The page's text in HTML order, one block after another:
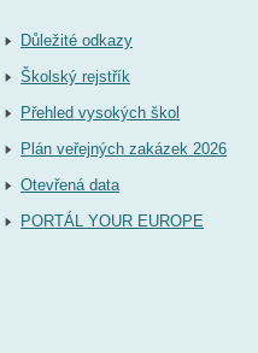
Důležité odkazy
Školský rejstřík
Přehled vysokých škol
Plán veřejných zakázek 2026
Otevřená data
PORTÁL YOUR EUROPE